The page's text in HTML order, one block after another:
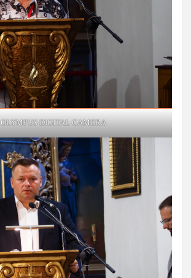
OLYMPUS DIGITAL CAMERA